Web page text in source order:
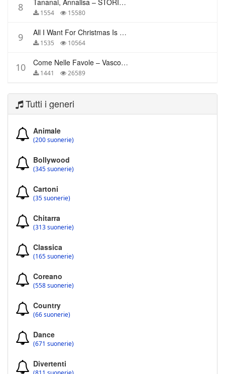
8 Tananai, Annalisa – STORIE BREVI
1554 15580
9 All I Want For Christmas Is You – Mariah Carey
1535 10564
10 Come Nelle Favole – Vasco Rossi
1441 26589
Tutti i generi
Animale
(200 suonerie)
Bollywood
(345 suonerie)
Cartoni
(35 suonerie)
Chitarra
(313 suonerie)
Classica
(165 suonerie)
Coreano
(558 suonerie)
Country
(66 suonerie)
Dance
(671 suonerie)
Divertenti